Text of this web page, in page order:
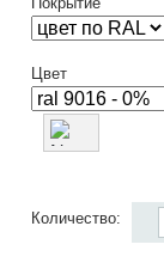
Цвет
Количество: